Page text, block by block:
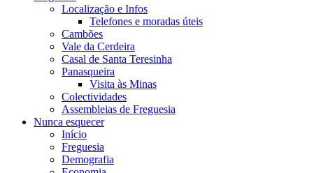
Localização e Infos
Telefones e moradas úteis
Cambões
Vale da Cerdeira
Casal de Santa Teresinha
Panasqueira
Visita às Minas
Colectividades
Assembleias de Freguesia
Nunca esquecer
Início
Freguesia
Demografia